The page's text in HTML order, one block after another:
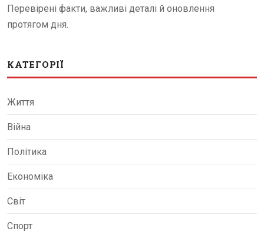
Перевірені факти, важливі деталі й оновлення
протягом дня.
КАТЕГОРІЇ
Життя
Війна
Політика
Економіка
Світ
Спорт